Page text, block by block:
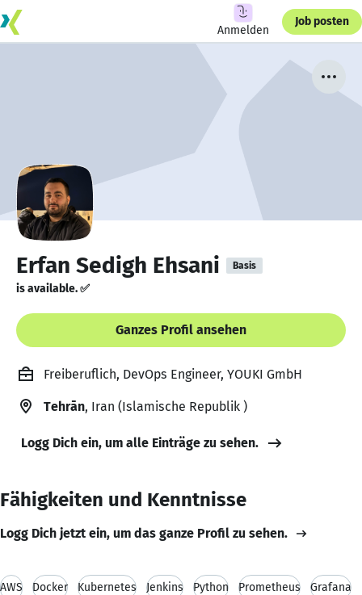
Anmelden
Job posten
Erfan Sedigh Ehsani Basis
is available. ✅
Ganzes Profil ansehen
Freiberuflich, DevOps Engineer, YOUKI GmbH
Tehrān, Iran (Islamische Republik )
Logg Dich ein, um alle Einträge zu sehen.
Fähigkeiten und Kenntnisse
Logg Dich jetzt ein, um das ganze Profil zu sehen.
AWS Docker Kubernetes Jenkins Python Prometheus Grafana